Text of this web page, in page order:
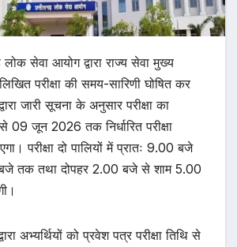
लोक सेवा आयोग द्वारा राज्य सेवा मुख्य
परीक्षा की समय-सारिणी घोषित कर
जारी सूचना के अनुसार परीक्षा का
जून 2026 तक निर्धारित परीक्षा
परीक्षा दो पालियों में प्रातः 9.00 बजे
तक तथा दोपहर 2.00 बजे से शाम 5.00
अभ्यर्थियों को प्रवेश पत्र परीक्षा तिथि से